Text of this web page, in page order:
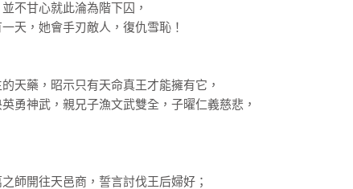
不甘心就此淪為階下囚，
天，她會手刃敵人，復仇雪恥！
天藥，昭示只有天命真王才能擁有它，
勇神武，親兄子漁文武雙全，子曜仁義慈悲，
師開往天邑商，誓言討伐王后婦好；